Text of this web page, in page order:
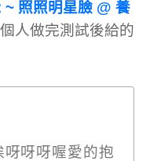
照照明星臉 @ 養
人做完測試後給的
呀呀喔愛的抱